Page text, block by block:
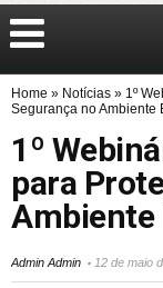
Home » Notícias » 1º
Segurança no Ambiente
1º
para
Ambiente
Admin Admin 12 de maio